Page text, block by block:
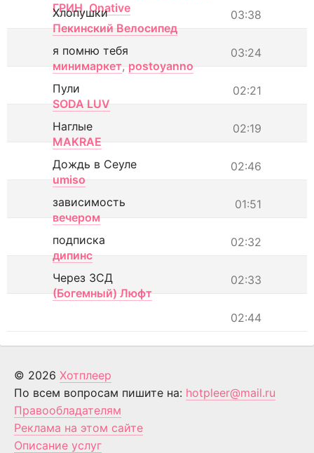
ГРИН, Onative 03:38
Хлопушки
Пекинский Велосипед
03:24
я помню тебя
минимаркет, postoyanno
02:21
Пули
SODA LUV
02:19
Наглые
MAKRAE
02:46
Дождь в Сеуле
umiso
01:51
зависимость
вечером
02:32
подписка
дипинс
02:33
Через ЗСД
(Богемный) Люфт
02:44
© 2026 Хотплеер
По всем вопросам пишите на: hotpleer@mail.ru
Правообладателям
Реклама на этом сайте
Описание услуг